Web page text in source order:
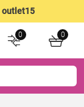
outlet15
0 0